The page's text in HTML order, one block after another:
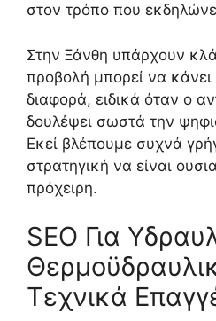
στον τρόπο που
Στην Ξάνθη υπάρχουν
προβολή μπορεί να
διαφορά, ειδικά όταν ο
δουλέψει σωστά την
Εκεί βλέπουμε συχνά
στρατηγική να είναι
πρόχειρη.
SEO Για
Τεχνικά